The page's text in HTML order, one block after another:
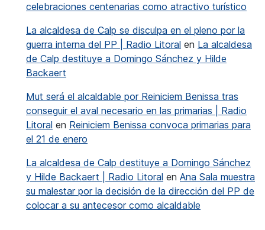
celebraciones centenarias como atractivo turístico
La alcaldesa de Calp se disculpa en el pleno por la
guerra interna del PP | Radio Litoral en La alcaldesa
de Calp destituye a Domingo Sánchez y Hilde
Backaert
Mut será el alcaldable por Reiniciem Benissa tras
conseguir el aval necesario en las primarias | Radio
Litoral en Reiniciem Benissa convoca primarias para
el 21 de enero
La alcaldesa de Calp destituye a Domingo Sánchez
y Hilde Backaert | Radio Litoral en Ana Sala muestra
su malestar por la decisión de la dirección del PP de
colocar a su antecesor como alcaldable